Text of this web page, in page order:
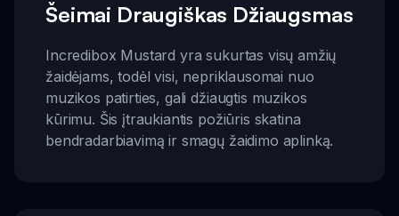
Šeimai Draugiškas Džiaugsmas
Incredibox Mustard yra sukurtas visų amžių
žaidėjams, todėl visi, nepriklausomai nuo
muzikos patirties, gali džiaugtis muzikos
kūrimu. Šis įtraukiantis požiūris skatina
bendradarbiavimą ir smagų žaidimo aplinką.